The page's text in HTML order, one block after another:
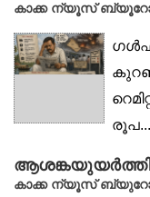
കാക്ക ന്യൂസ്
രൂപ...
കാക്ക ന്യൂസ്